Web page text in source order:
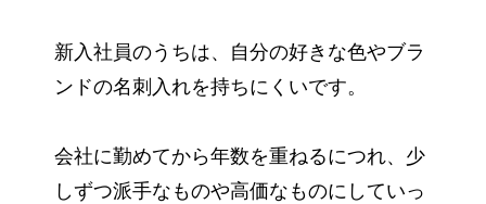
新入社員のうちは、自分の好きな色やブラ
ンドの名刺入れを持ちにくいです。
会社に勤めてから年数を重ねるにつれ、少
しずつ派手なものや高価なものにしていっ